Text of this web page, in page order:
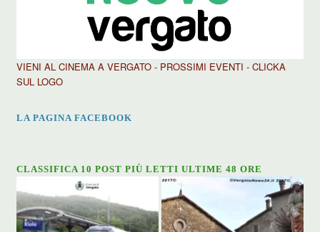
VIENI AL CINEMA A VERGATO - PROSSIMI EVENTI - CLICKA
SUL LOGO
LA PAGINA FACEBOOK
CLASSIFICA 10 POST PIÙ LETTI ULTIME 48 ORE